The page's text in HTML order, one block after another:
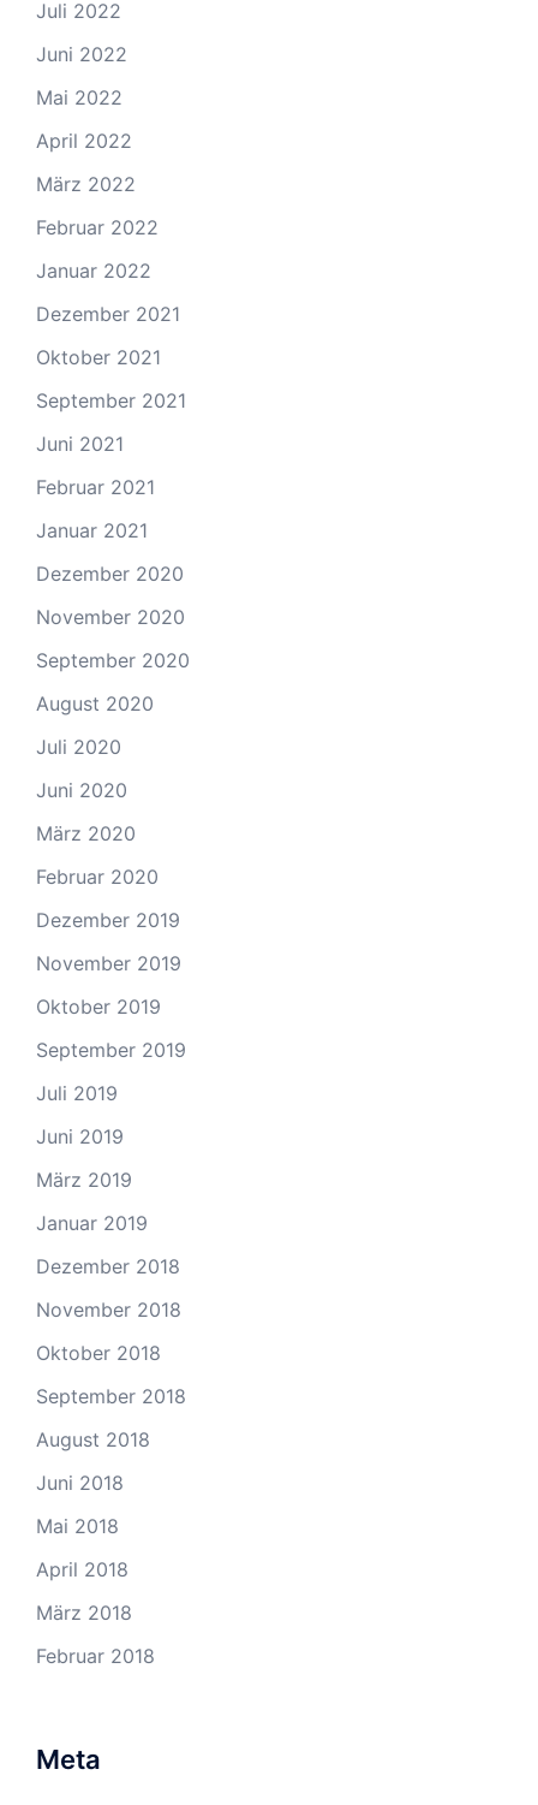
Juli 2022
Juni 2022
Mai 2022
April 2022
März 2022
Februar 2022
Januar 2022
Dezember 2021
Oktober 2021
September 2021
Juni 2021
Februar 2021
Januar 2021
Dezember 2020
November 2020
September 2020
August 2020
Juli 2020
Juni 2020
März 2020
Februar 2020
Dezember 2019
November 2019
Oktober 2019
September 2019
Juli 2019
Juni 2019
März 2019
Januar 2019
Dezember 2018
November 2018
Oktober 2018
September 2018
August 2018
Juni 2018
Mai 2018
April 2018
März 2018
Februar 2018
Meta